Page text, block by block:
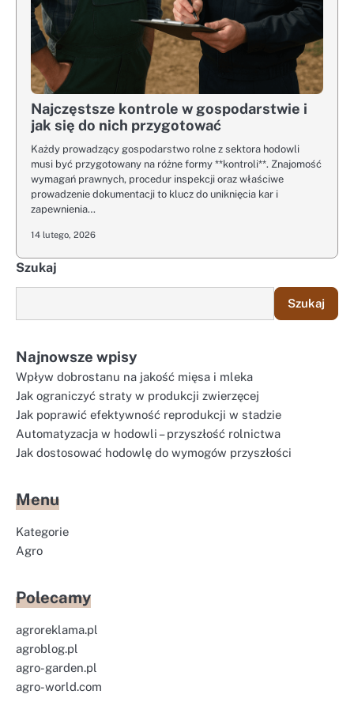
Najczęstsze kontrole w gospodarstwie i
jak się do nich przygotować
Każdy prowadzący gospodarstwo rolne z sektora hodowli
musi być przygotowany na różne formy **kontroli**. Znajomość
wymagań prawnych, procedur inspekcji oraz właściwe
prowadzenie dokumentacji to klucz do uniknięcia kar i
zapewnienia…
14 lutego, 2026
Szukaj
Szukaj
Najnowsze wpisy
Wpływ dobrostanu na jakość mięsa i mleka
Jak ograniczyć straty w produkcji zwierzęcej
Jak poprawić efektywność reprodukcji w stadzie
Automatyzacja w hodowli – przyszłość rolnictwa
Jak dostosować hodowlę do wymogów przyszłości
Menu
Kategorie
Agro
Polecamy
agroreklama.pl
agroblog.pl
agro-garden.pl
agro-world.com